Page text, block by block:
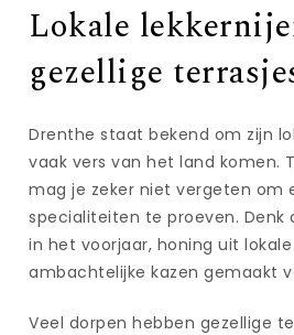
Lokale
gezellige
Drenthe staat bekend om zijn
vaak vers van het land komen.
mag je zeker niet vergeten om
specialiteiten te proeven. Denk
in het voorjaar, honing uit
ambachtelijke kazen gemaakt
Veel dorpen hebben gezellige